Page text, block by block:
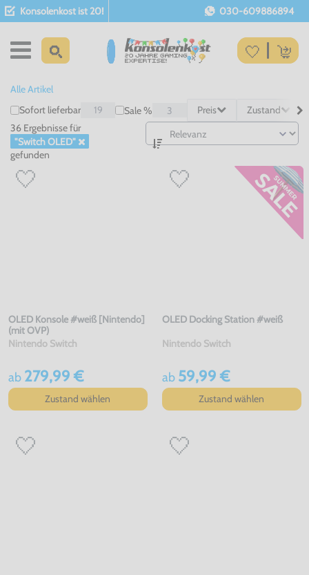
Konsolenkost ist 20! 030-609886894
Alle Artikel
Sofort lieferbar
19 Sale % 3 Preis
Zustand
36 Ergebnissefür
"Switch OLED"
gefunden
OLED Konsole #weiß [Nintendo]
(mit OVP)
Nintendo Switch
ab 279,99 €
Zustand wählen
OLED Docking Station #weiß
Nintendo Switch
ab 59,99 €
Zustand wählen